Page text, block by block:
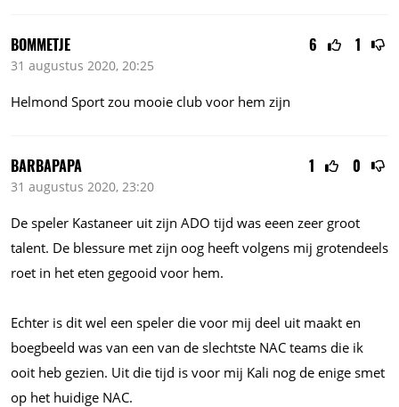
6 1
BOMMETJE
31 augustus 2020, 20:25
Helmond Sport zou mooie club voor hem zijn
1 0
BARBAPAPA
31 augustus 2020, 23:20
De speler Kastaneer uit zijn ADO tijd was eeen zeer groot
talent. De blessure met zijn oog heeft volgens mij grotendeels
roet in het eten gegooid voor hem.
Echter is dit wel een speler die voor mij deel uit maakt en
boegbeeld was van een van de slechtste NAC teams die ik
ooit heb gezien. Uit die tijd is voor mij Kali nog de enige smet
op het huidige NAC.